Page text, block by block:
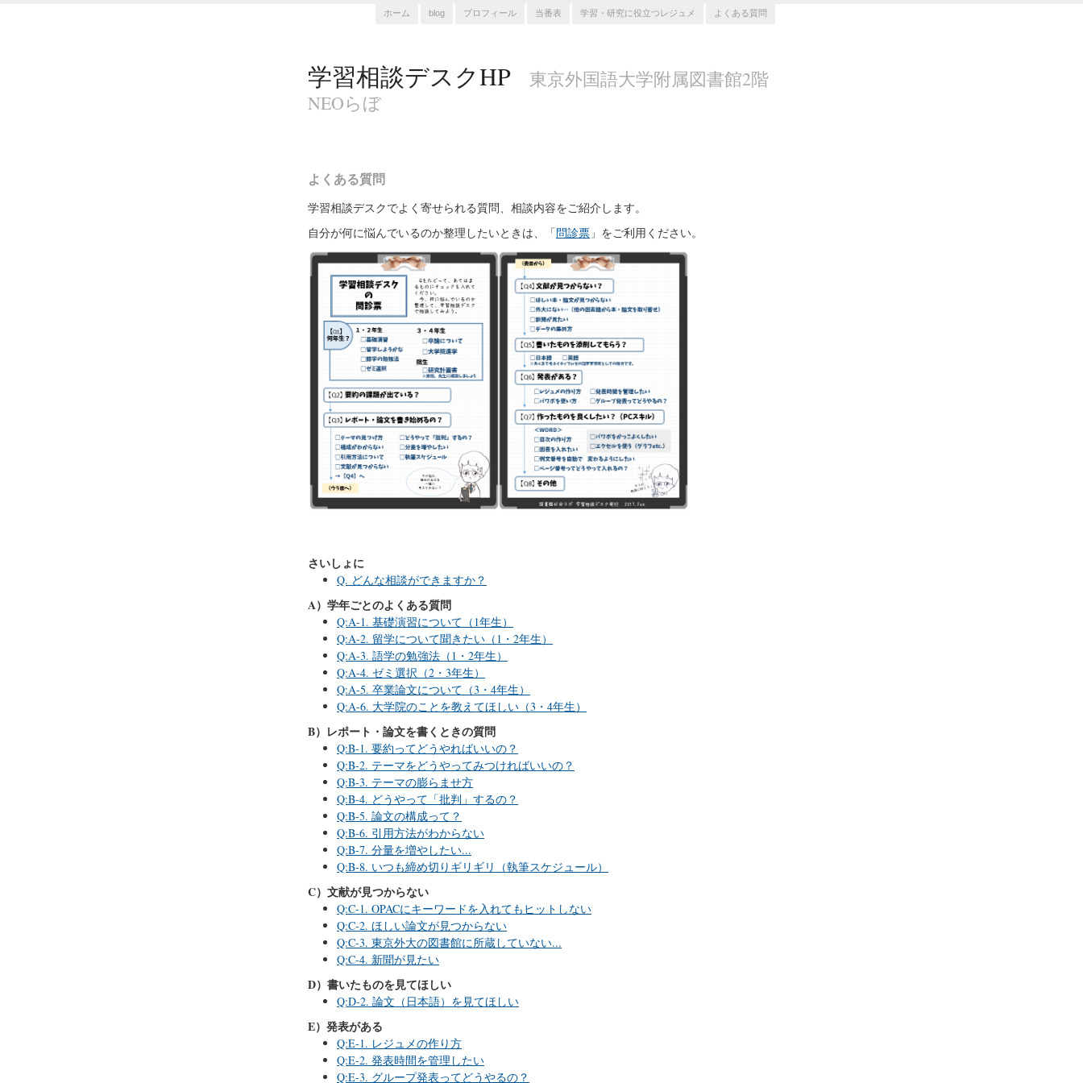
学習相談デスクHP
東京外国語大学附属図書館2階
NEOらぼ
ホーム blog プロフィール 当番表 学習・研究に役立つレジュメ よくある質問
よくある質問
学習相談デスクでよく寄せられる質問、相談内容をご紹介します。
自分が何に悩んでいるのか整理したいときは、「問診票 」をご利用ください。
さいしょに
Q. どんな相談ができますか？
A）学年ごとのよくある質問
Q:A-1. 基礎演習について（1年生）
Q:A-2. 留学について聞きたい（1・2年生）
Q:A-3. 語学の勉強法（1・2年生）
Q:A-4. ゼミ選択（2・3年生）
Q:A-5. 卒業論文について（3・4年生）
Q:A-6. 大学院のことを教えてほしい（3・4年生）
B）レポート・論文を書くときの質問
Q:B-1. 要約ってどうやればいいの？
Q:B-2. テーマをどうやってみつければいいの？
Q:B-3. テーマの膨らませ方
Q:B-4. どうやって「批判」するの？
Q:B-5. 論文の構成って？
Q:B-6. 引用方法がわからない
Q:B-7. 分量を増やしたい...
Q:B-8. いつも締め切りギリギリ（執筆スケジュール）
C）文献が見つからない
Q:C-1. OPACにキーワードを入れてもヒットしない
Q:C-2. ほしい論文が見つからない
Q:C-3. 東京外大の図書館に所蔵していない...
Q:C-4. 新聞が見たい
D）書いたものを見てほしい
Q:D-2. 論文（日本語）を見てほしい
E）発表がある
Q:E-1. レジュメの作り方
Q:E-2. 発表時間を管理したい
Q:E-3. グループ発表ってどうやるの？